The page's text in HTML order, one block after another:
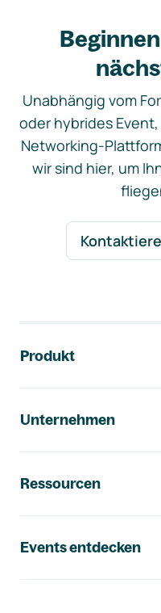
Unabhängig vom
oder hybrides
Networking-
wir sind hier, um
Produkt
Unternehmen
Ressourcen
Events entdecken